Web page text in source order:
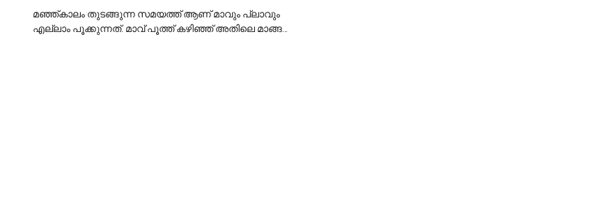
മഞ്ഞ്കാലം തുടങ്ങുന്ന സമയത്ത് ആണ് മാവും പ്ലാവും
എല്ലാം പൂക്കുന്നത്. മാവ് പൂത്ത് കഴിഞ്ഞ് അതിലെ മാങ്ങ